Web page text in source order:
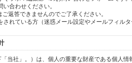
い合わせください。
返答できませんのでご了承ください。
れている方（迷惑メール設定やメールフィル
当社」。）は、個人の重要な財産である個人